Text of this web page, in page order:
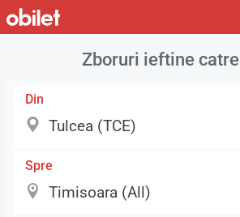
Zboruri ieftine
Din
Spre